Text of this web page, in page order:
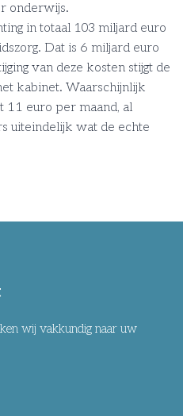
onderwijs.
in totaal 103 miljard euro
Dat is 6 miljard euro
van deze kosten stijgt de
kabinet. Waarschijnlijk
11 euro per maand, al
uiteindelijk wat de echte
wij vakkundig naar uw